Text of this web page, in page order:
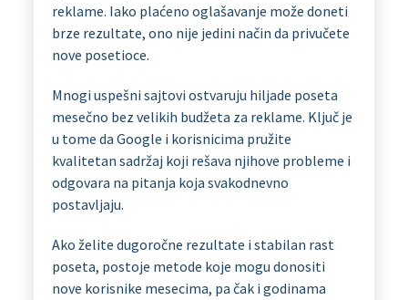
reklame. Iako plaćeno oglašavanje može doneti
brze rezultate, ono nije jedini način da privučete
nove posetioce.
Mnogi uspešni sajtovi ostvaruju hiljade poseta
mesečno bez velikih budžeta za reklame. Ključ je
u tome da Google i korisnicima pružite
kvalitetan sadržaj koji rešava njihove probleme i
odgovara na pitanja koja svakodnevno
postavljaju.
Ako želite dugoročne rezultate i stabilan rast
poseta, postoje metode koje mogu donositi
nove korisnike mesecima, pa čak i godinama